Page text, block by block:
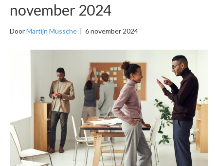
november 2024
DoorMartijn Mussche | 6 november 2024